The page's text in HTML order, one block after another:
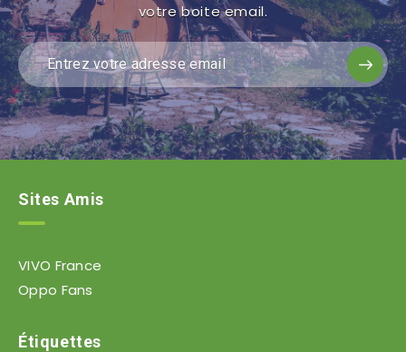
votre boite email.
Sites Amis
VIVO France
Oppo Fans
Étiquettes